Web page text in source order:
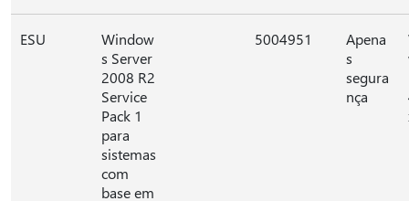
ESU
Window
s Server
2008 R2
Service
Pack 1
para
sistemas
com
base em
5004951
Apena
s
segura
nça